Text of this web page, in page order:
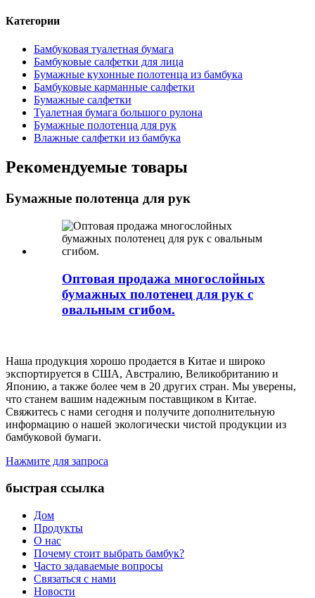
Категории
Бамбуковая туалетная бумага
Бамбуковые салфетки для лица
Бумажные кухонные полотенца из бамбука
Бамбуковые карманные салфетки
Бумажные салфетки
Туалетная бумага большого рулона
Бумажные полотенца для рук
Влажные салфетки из бамбука
Рекомендуемые товары
Бумажные полотенца для рук
Оптовая продажа многослойных
бумажных полотенец для рук с
овальным сгибом.
Наша продукция хорошо продается в Китае и широко
экспортируется в США, Австралию, Великобританию и
Японию, а также более чем в 20 других стран. Мы уверены,
что станем вашим надежным поставщиком в Китае.
Свяжитесь с нами сегодня и получите дополнительную
информацию о нашей экологически чистой продукции из
бамбуковой бумаги.
Нажмите для запроса
быстрая ссылка
Дом
Продукты
О нас
Почему стоит выбрать бамбук?
Часто задаваемые вопросы
Связаться с нами
Новости